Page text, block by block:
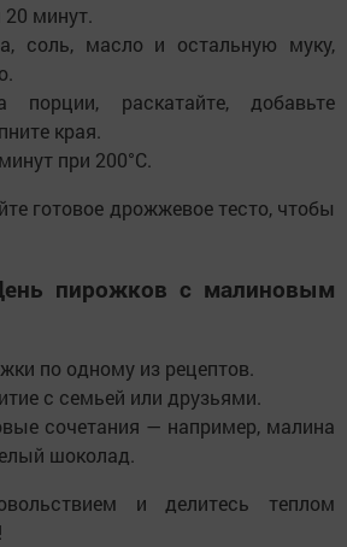
20 минут.
соль, масло и остальную муку,
порции, раскатайте, добавьте
края.
при 200°C.
готовое дрожжевое тесто, чтобы
пирожков с малиновым
по одному из рецептов.
с семьей или друзьями.
сочетания — например, малина
шоколад.
и делитесь теплом